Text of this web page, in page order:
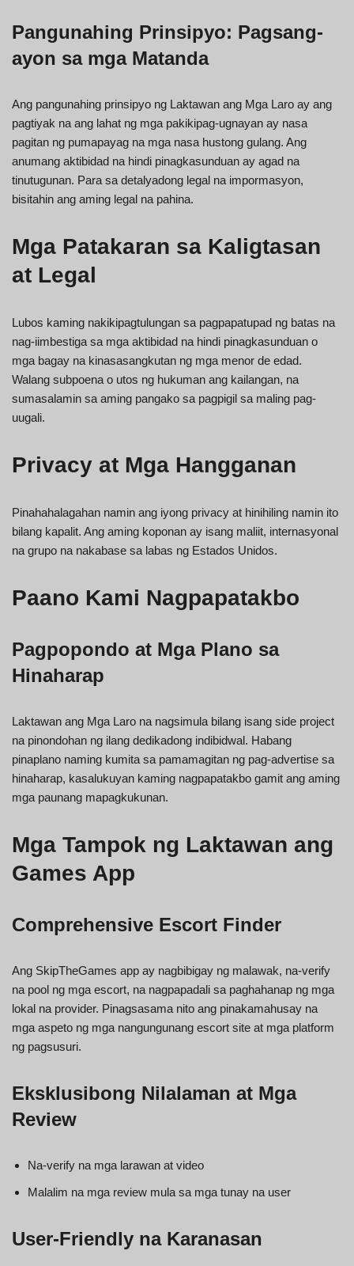
Pangunahing Prinsipyo: Pagsang-
ayon sa mga Matanda
Ang pangunahing prinsipyo ng Laktawan ang Mga Laro ay ang
pagtiyak na ang lahat ng mga pakikipag-ugnayan ay nasa
pagitan ng pumapayag na mga nasa hustong gulang. Ang
anumang aktibidad na hindi pinagkasunduan ay agad na
tinutugunan. Para sa detalyadong legal na impormasyon,
bisitahin ang aming legal na pahina.
Mga Patakaran sa Kaligtasan
at Legal
Lubos kaming nakikipagtulungan sa pagpapatupad ng batas na
nag-iimbestiga sa mga aktibidad na hindi pinagkasunduan o
mga bagay na kinasasangkutan ng mga menor de edad.
Walang subpoena o utos ng hukuman ang kailangan, na
sumasalamin sa aming pangako sa pagpigil sa maling pag-
uugali.
Privacy at Mga Hangganan
Pinahahalagahan namin ang iyong privacy at hinihiling namin ito
bilang kapalit. Ang aming koponan ay isang maliit, internasyonal
na grupo na nakabase sa labas ng Estados Unidos.
Paano Kami Nagpapatakbo
Pagpopondo at Mga Plano sa
Hinaharap
Laktawan ang Mga Laro na nagsimula bilang isang side project
na pinondohan ng ilang dedikadong indibidwal. Habang
pinaplano naming kumita sa pamamagitan ng pag-advertise sa
hinaharap, kasalukuyan kaming nagpapatakbo gamit ang aming
mga paunang mapagkukunan.
Mga Tampok ng Laktawan ang
Games App
Comprehensive Escort Finder
Ang SkipTheGames app ay nagbibigay ng malawak, na-verify
na pool ng mga escort, na nagpapadali sa paghahanap ng mga
lokal na provider. Pinagsasama nito ang pinakamahusay na
mga aspeto ng mga nangungunang escort site at mga platform
ng pagsusuri.
Eksklusibong Nilalaman at Mga
Review
Na-verify na mga larawan at video
Malalim na mga review mula sa mga tunay na user
User-Friendly na Karanasan